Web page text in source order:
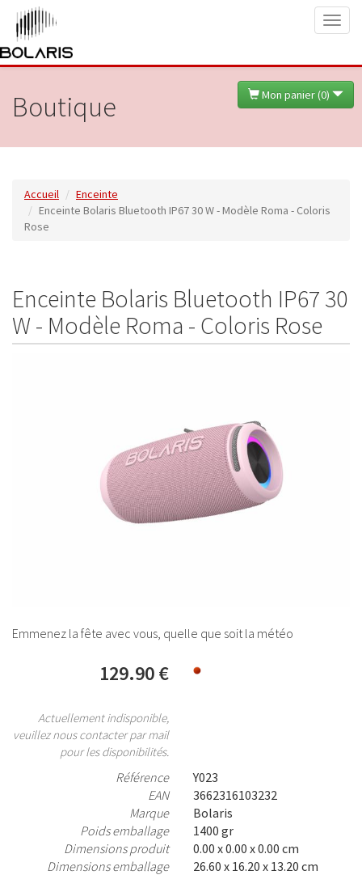
Mon panier (0)
Boutique
Accueil
Enceinte
Enceinte Bolaris Bluetooth IP67 30 W - Modèle Roma - Coloris
Rose
Enceinte Bolaris Bluetooth IP67 30
W - Modèle Roma - Coloris Rose
Emmenez la fête avec vous, quelle que soit la météo
129.90 €
Actuellement indisponible,
veuillez nous contacter par mail
pour les disponibilités.
Référence
Y023
EAN
3662316103232
Marque
Bolaris
Poids emballage
1400 gr
Dimensions produit
0.00 x 0.00 x 0.00 cm
Dimensions emballage
26.60 x 16.20 x 13.20 cm